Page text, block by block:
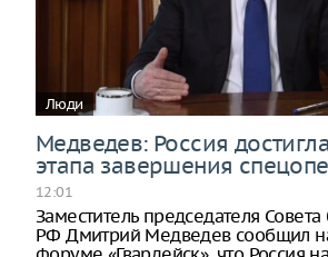
Люди
Медведев: Россия
этапа завершения
12:01
Заместитель председателя Совета
РФ Дмитрий Медведев сообщил